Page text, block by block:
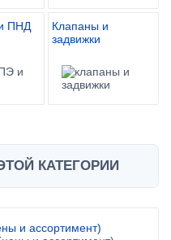
ПНД
Клапаны и
задвижки
КАТЕГОРИИ
и ассортимент)